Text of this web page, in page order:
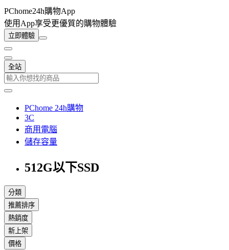
PChome24h購物App
使用App享受更優質的購物體驗
立即體驗
全站
PChome 24h購物
3C
商用電腦
儲存容量
512G以下SSD
分類
推薦排序
熱銷度
新上架
價格